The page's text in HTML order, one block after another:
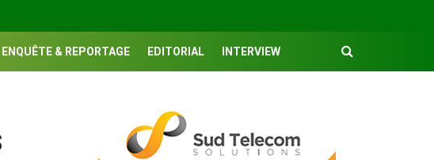
ENQUÊTE & REPORTAGE EDITORIAL INTERVIEW